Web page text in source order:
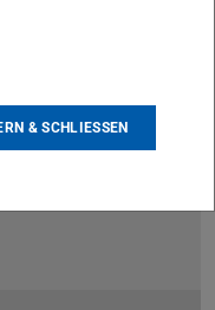
& SCHLIESSEN